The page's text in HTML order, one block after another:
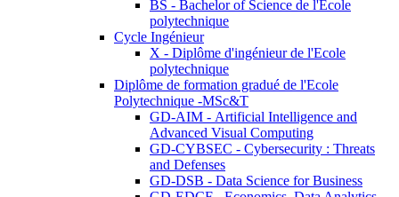
BS - Bachelor of Science de l'Ecole
polytechnique
Cycle Ingénieur
X - Diplôme d'ingénieur de l'Ecole
polytechnique
Diplôme de formation gradué de l'Ecole
Polytechnique -MSc&T
GD-AIM - Artificial Intelligence and
Advanced Visual Computing
GD-CYBSEC - Cybersecurity : Threats
and Defenses
GD-DSB - Data Science for Business